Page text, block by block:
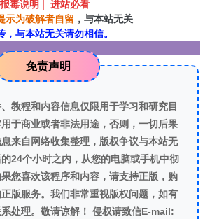
毒说明 | 进站必看
示为破解者自留 ，与本站无关
与本站无关请勿相信。
免责声明
教程和内容信息仅限用于学习和研究目
于商业或者非法用途，否则，一切后果
来自网络收集整理，版权争议与本站无
24个小时之内，从您的电脑或手机中彻
您喜欢该程序和内容，请支持正版，购
版服务。我们非常重视版权问题，如有
处理。敬请谅解！ 侵权请致信E-mail: